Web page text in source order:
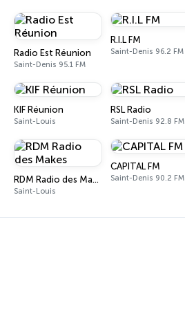
Radio Est Réunion
Saint-Denis 95.1 FM
R.I.L FM
Saint-Denis 96.2 FM
KIF Réunion
Saint-Louis
RSL Radio
Saint-Denis 92.8 FM
RDM Radio des Makes
Saint-Louis
CAPITAL FM
Saint-Denis 90.2 FM